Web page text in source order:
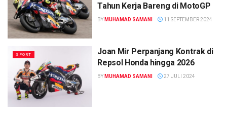
Tahun Kerja Bareng di MotoGP
BY MUHAMAD SAMANI 11 SEPTEMBER 2024
SPORT
Joan Mir Perpanjang Kontrak di
Repsol Honda hingga 2026
BY MUHAMAD SAMANI 27 JULI 2024